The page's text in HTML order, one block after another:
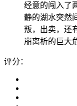
经意的闯入了
静的湖水突然
叛，出卖，还
崩离析的巨大
评分：